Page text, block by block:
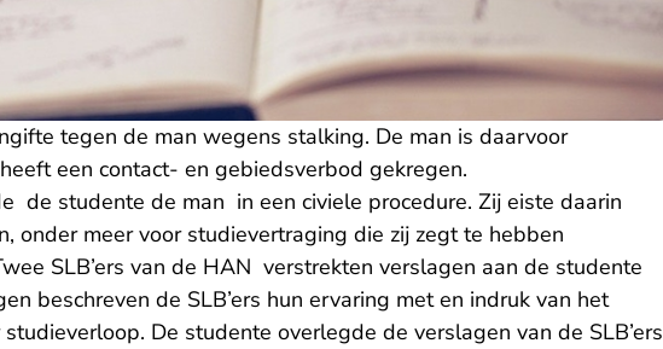
tegen de man wegens stalking. De man is daarvoor
een contact- en gebiedsverbod gekregen.
de studente de man in een civiele procedure. Zij eiste daarin
onder meer voor studievertraging die zij zegt te hebben
SLB’ers van de HAN verstrekten verslagen aan de studente
beschreven de SLB’ers hun ervaring met en indruk van het
De studente overlegde de verslagen van de SLB’ers